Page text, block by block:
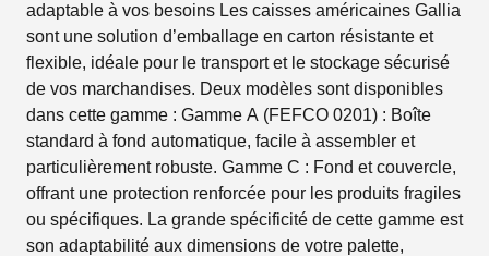
adaptable à vos besoins Les caisses américaines Gallia
sont une solution d’emballage en carton résistante et
flexible, idéale pour le transport et le stockage sécurisé
de vos marchandises. Deux modèles sont disponibles
dans cette gamme : Gamme A (FEFCO 0201) : Boîte
standard à fond automatique, facile à assembler et
particulièrement robuste. Gamme C : Fond et couvercle,
offrant une protection renforcée pour les produits fragiles
ou spécifiques. La grande spécificité de cette gamme est
son adaptabilité aux dimensions de votre palette,